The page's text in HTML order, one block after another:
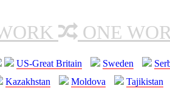
ONE
US-Great Britain Sweden
Kazakhstan Moldova Tajikistan